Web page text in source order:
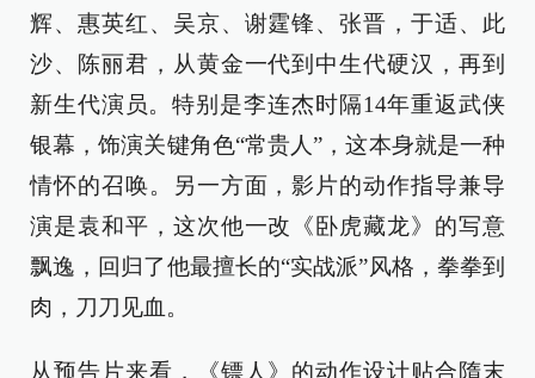
辉、惠英红、吴京、谢霆锋、张晋，于适、此
沙、陈丽君，从黄金一代到中生代硬汉，再到
新生代演员。特别是李连杰时隔14年重返武侠
银幕，饰演关键角色“常贵人”，这本身就是一种
情怀的召唤。另一方面，影片的动作指导兼导
演是袁和平，这次他一改《卧虎藏龙》的写意
飘逸，回归了他最擅长的“实战派”风格，拳拳到
肉，刀刀见血。
从预告片来看，《镖人》的动作设计贴合隋末